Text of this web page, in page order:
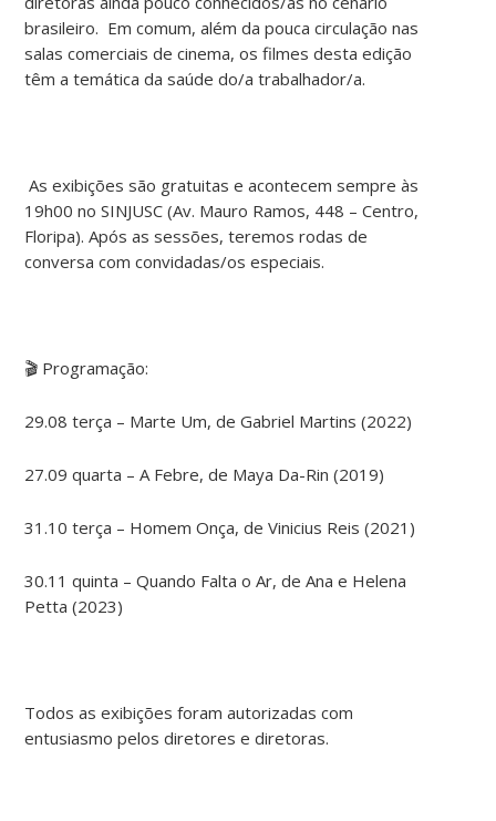
brasileiro. Em comum, além da pouca circulação nas
salas comerciais de cinema, os filmes desta edição
têm a temática da saúde do/a trabalhador/a.
As exibições são gratuitas e acontecem sempre às
19h00 no SINJUSC (Av. Mauro Ramos, 448 – Centro,
Floripa). Após as sessões, teremos rodas de
conversa com convidadas/os especiais.
🎬 Programação:
29.08 terça – Marte Um, de Gabriel Martins (2022)
27.09 quarta – A Febre, de Maya Da-Rin (2019)
31.10 terça – Homem Onça, de Vinicius Reis (2021)
30.11 quinta – Quando Falta o Ar, de Ana e Helena
Petta (2023)
Todos as exibições foram autorizadas com
entusiasmo pelos diretores e diretoras.